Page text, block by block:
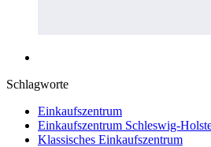
Schlagworte
Einkaufszentrum
Einkaufszentrum Schleswig-
Klassisches Einkaufszentrum